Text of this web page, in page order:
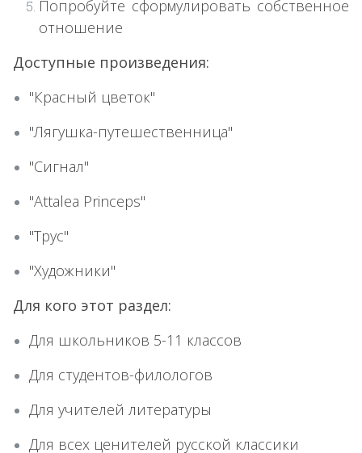
Попробуйте сформулировать собственное
отношение
Доступные произведения:
"Красный цветок"
"Лягушка-путешественница"
"Сигнал"
"Attalea Princeps"
"Трус"
"Художники"
Для кого этот раздел:
Для школьников 5-11 классов
Для студентов-филологов
Для учителей литературы
Для всех ценителей русской классики